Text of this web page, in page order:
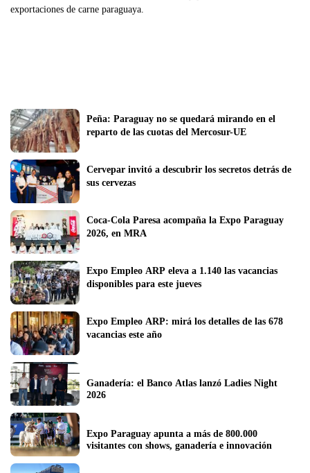
exportaciones de carne paraguaya.
Peña: Paraguay no se quedará mirando en el
reparto de las cuotas del Mercosur-UE
Cervepar invitó a descubrir los secretos detrás de
sus cervezas
Coca-Cola Paresa acompaña la Expo Paraguay
2026, en MRA
Expo Empleo ARP eleva a 1.140 las vacancias
disponibles para este jueves
Expo Empleo ARP: mirá los detalles de las 678
vacancias este año
Ganadería: el Banco Atlas lanzó Ladies Night
2026
Expo Paraguay apunta a más de 800.000
visitantes con shows, ganadería e innovación